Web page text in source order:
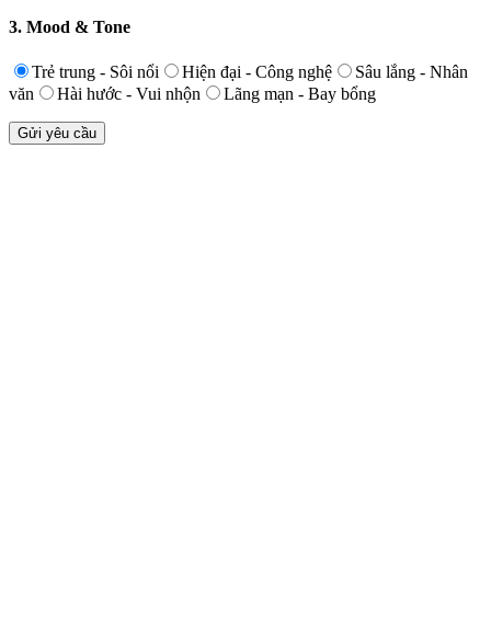
3. Mood & Tone
Trẻ trung - Sôi nổi Hiện đại - Công nghệ
Sâu lắng - Nhân
văn
Hài hước - Vui nhộn Lãng mạn - Bay bổng